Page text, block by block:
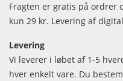
Fragten er gratis på ordrer
kun 29 kr. Levering af
Levering
Vi leverer i løbet af 1-5
hver enkelt vare. Du